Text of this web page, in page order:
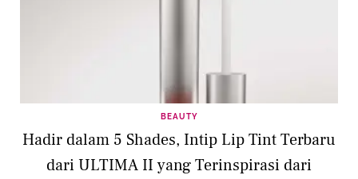
BEAUTY
Hadir dalam 5 Shades, Intip Lip Tint Terbaru
dari ULTIMA II yang Terinspirasi dari